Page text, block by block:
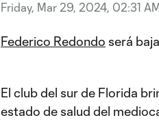
Friday, Mar 29, 2024, 02:31
Federico Redondo será
El club del sur de Florida
estado de salud del